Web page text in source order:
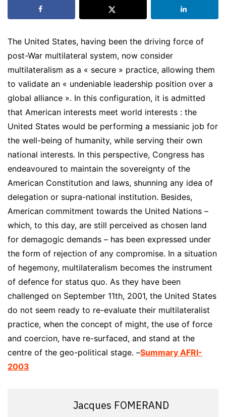
The United States, having been the driving force of
post-War multilateral system, now consider
multilateralism as a « secure » practice, allowing them
to validate an « undeniable leadership position over a
global alliance ». In this configuration, it is admitted
that American interests meet world interests : the
United States would be performing a messianic job for
the well-being of humanity, while serving their own
national interests. In this perspective, Congress has
endeavoured to maintain the sovereignty of the
American Constitution and laws, shunning any idea of
delegation or supra-national institution. Besides,
American commitment towards the United Nations –
which, to this day, are still perceived as chosen land
for demagogic demands – has been expressed under
the form of rejection of any compromise. In a situation
of hegemony, multilateralism becomes the instrument
of defence for status quo. As they have been
challenged on September 11th, 2001, the United States
do not seem ready to re-evaluate their multilateralist
practice, when the concept of might, the use of force
and coercion, have re-surfaced, and stand at the
centre of the geo-political stage. –Summary AFRI-
2003
Jacques FOMERAND